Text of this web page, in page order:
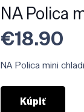
NA Polica
€18.90
NA Polica mini
Kúpiť